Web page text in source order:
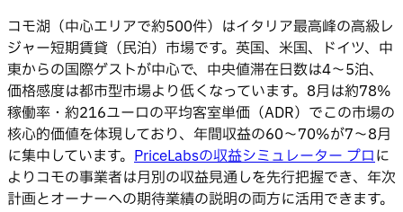
コモ湖（中心エリアで約500件）はイタリア最高峰の高級レ
ジャー短期賃貸（民泊）市場です。英国、米国、ドイツ、中
東からの国際ゲストが中心で、中央値滞在日数は4〜5泊、
価格感度は都市型市場より低くなっています。8月は約78%
稼働率・約216ユーロの平均客室単価（ADR）でこの市場の
核心的価値を体現しており、年間収益の60〜70%が7〜8月
に集中しています。 PriceLabsの収益シミュレーター プロに
よりコモの事業者は月別の収益見通しを先行把握でき、年次
計画とオーナーへの期待業績の説明の両方に活用できます。